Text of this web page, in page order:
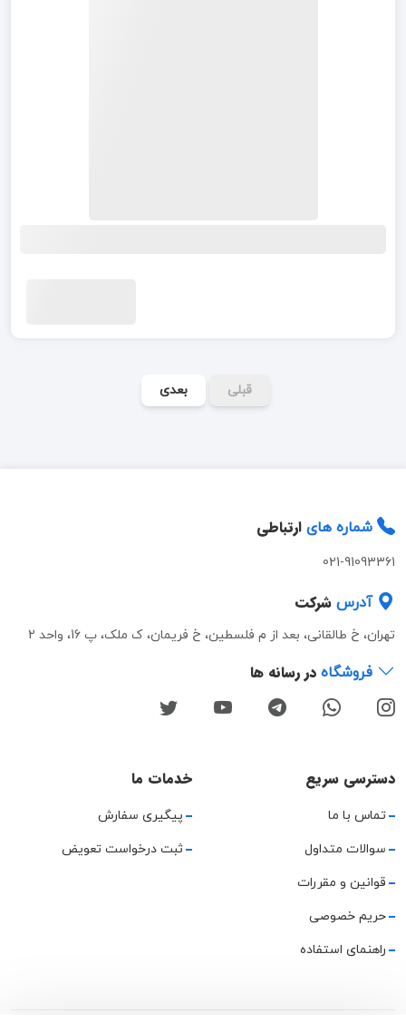
قبلی بعدی
شماره های ارتباطی
021-91093361
آدرس شرکت
تهران، خ طالقانی، بعد از م فلسطین، خ فریمان، ک ملک، پ 16، واحد 2
فروشگاه در رسانه ها
دسترسی سریع
تماس با ما
سوالات متداول
قوانین و مقررات
حریم خصوصی
راهنمای استفاده
خدمات ما
پیگیری سفارش
ثبت درخواست تعویض